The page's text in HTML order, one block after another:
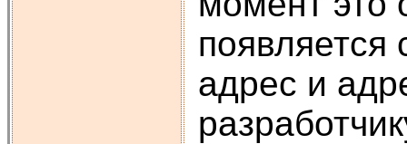
появляется
адрес и